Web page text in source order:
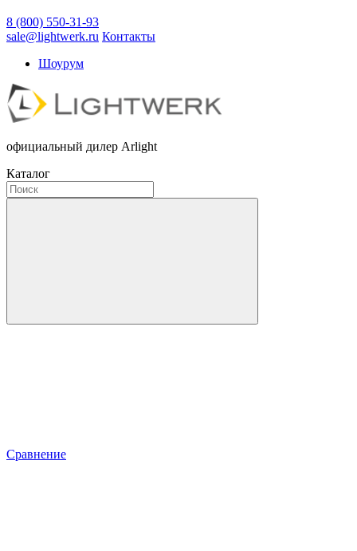
8 (800) 550-31-93
sale@lightwerk.ru Контакты
Шоурум
официальный дилер Arlight
Каталог
Сравнение